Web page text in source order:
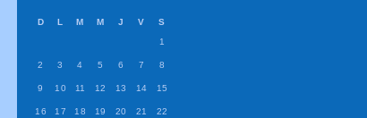
D L M M J V
S
1
2 3 4 5 6 7 8
9 10 11 12 13 14 15
16 17 18 19 20 21 22